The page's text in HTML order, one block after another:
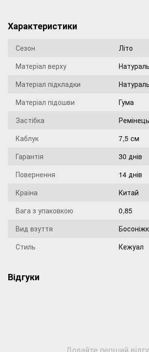
Характеристики
Сезон
Літо
Матеріал верху
Матеріал підкладки
Матеріал підошви
Гума
Застібка
Ремінець
Каблук
7,5 см
Гарантія
30 днів
Повернення
14 днів
Країна
Китай
Вага з упаковкою
0,85
Вид взуття
Стиль
Кежуал
Відгуки